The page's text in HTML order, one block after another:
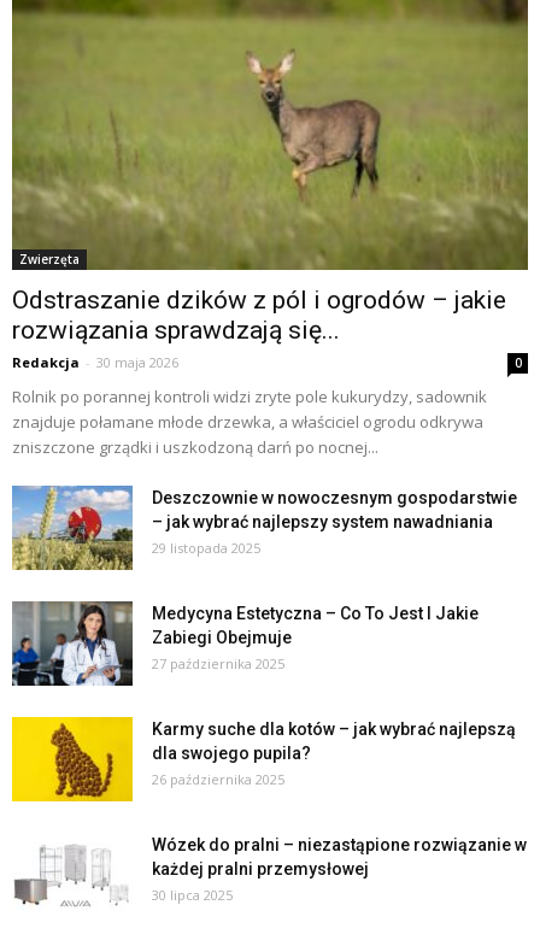
Zwierzęta
Odstraszanie dzików z pól i ogrodów – jakie
rozwiązania sprawdzają się...
Redakcja - 30 maja 2026 0
Rolnik po porannej kontroli widzi zryte pole kukurydzy, sadownik
znajduje połamane młode drzewka, a właściciel ogrodu odkrywa
zniszczone grządki i uszkodzoną darń po nocnej...
Deszczownie w nowoczesnym gospodarstwie
– jak wybrać najlepszy system nawadniania
29 listopada 2025
Medycyna Estetyczna – Co To Jest I Jakie
Zabiegi Obejmuje
27 października 2025
Karmy suche dla kotów – jak wybrać najlepszą
dla swojego pupila?
26 października 2025
Wózek do pralni – niezastąpione rozwiązanie w
każdej pralni przemysłowej
30 lipca 2025